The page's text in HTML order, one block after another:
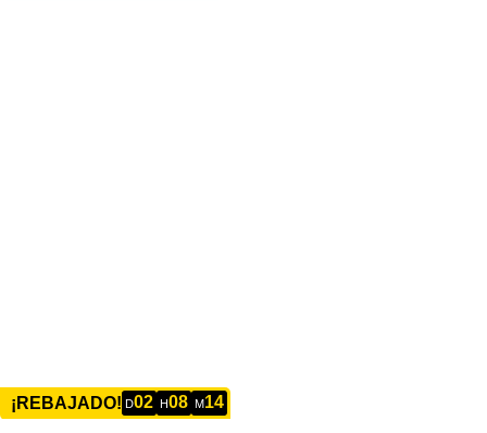
¡REBAJADO! D02 H08 M14